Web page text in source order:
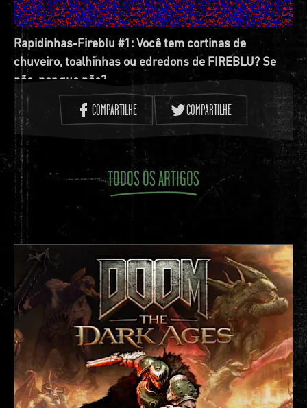
Rapidinhas-Fireblu #1: Você tem cortinas de
chuveiro, toalhinhas ou edredons de FIREBLU? Se
não, por que não?
JR: Não tenho, porque simplesmente não quero me
lembrar dessa textura! Aaaaggghhh!
Rapidinhas-Fireblu #2: A FIREBLU é fria ao toque?
JR: O calor e o frio se cancelam e a deixam em
temperatura ambiente.
Rapidinhas-Fireblu #3: A FIREBLU possui alguma
história especial na equipe de desenvolvedores?
JR: Eu lembro que depois que o Kevin fez a textura,
eu me perguntei onde poderíamos usá-la. No início
de E3M6, há um prédio inteiro com a FIREBLU no
exterior e eu lembro de olhar para a parede de
FIREBLU e ouvir uma música em MIDI que
simplesmente não combinava com a estética do jogo.
A união da música e da textura fez com que eu
imediatamente me livrasse da trilha. A textura
permaneceu porque eu não quis interferir com o
trabalho de Sandy, talvez ele quisesse que aquela
COMPARTILHE COMPARTILHE
TODOS OS ARTIGOS